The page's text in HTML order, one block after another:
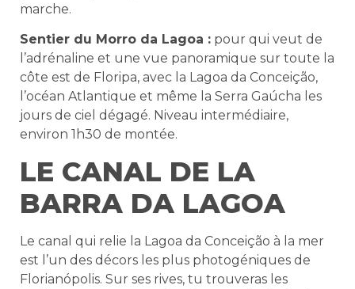
marche.
Sentier du Morro da Lagoa : pour qui veut de
l’adrénaline et une vue panoramique sur toute la
côte est de Floripa, avec la Lagoa da Conceição,
l’océan Atlantique et même la Serra Gaúcha les
jours de ciel dégagé. Niveau intermédiaire,
environ 1h30 de montée.
LE CANAL DE LA
BARRA DA LAGOA
Le canal qui relie la Lagoa da Conceição à la mer
est l’un des décors les plus photogéniques de
Florianópolis. Sur ses rives, tu trouveras les